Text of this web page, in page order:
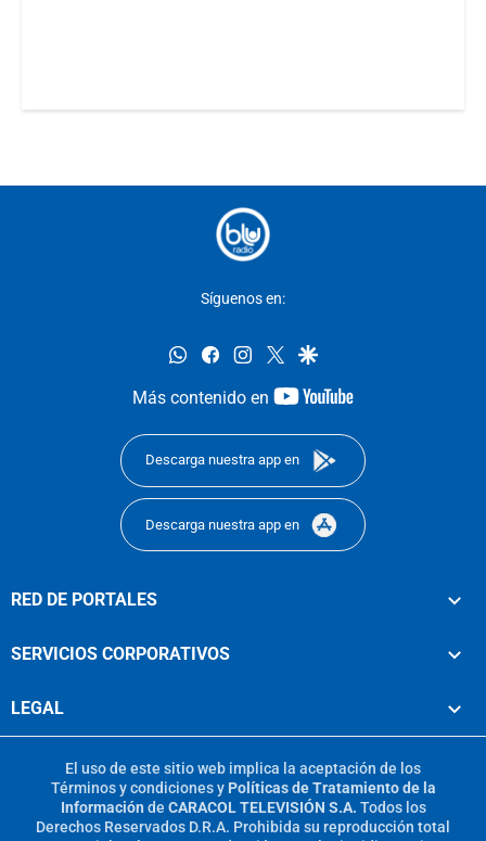
Síguenos en:
whatsappfacebookinstagram
twittergoogle
Más contenido en
youtube-
Descarga nuestra app en
Descarga nuestra app en
RED DE PORTALES
SERVICIOS CORPORATIVOS
LEGAL
El uso de este sitio web implica la aceptación de los
Términos y condicionesy Políticas de Tratamiento de la
Información de CARACOL TELEVISIÓN S.A. Todos los
Derechos Reservados D.R.A. Prohibida su reproducción total